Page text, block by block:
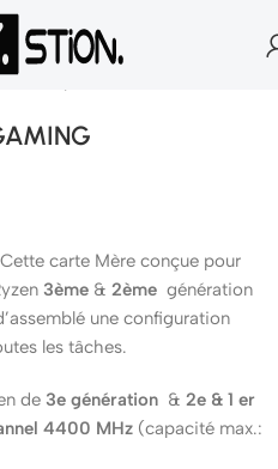
Mère
Cette carte Mère conçue pour
3ème & 2ème génération
une configuration
les tâches.
de 3e génération & 2e & 1 er
4400 MHz (capacité max.: